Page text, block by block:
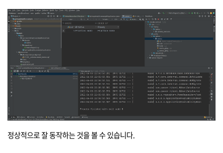
정상적으로 잘 동작하는 것을 볼 수 있습니다.